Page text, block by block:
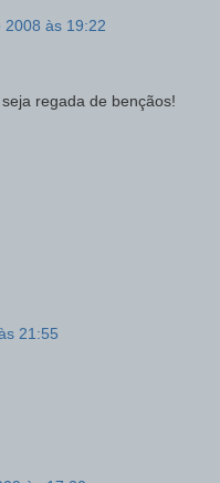
às 19:22
regada de bençãos!
21:55